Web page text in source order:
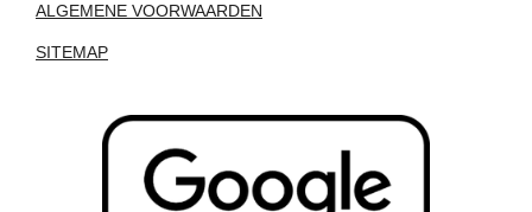
ALGEMENE VOORWAARDEN
SITEMAP